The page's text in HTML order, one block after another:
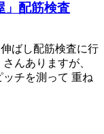
」配筋検査
ばし配筋検査に行
んありますが、
チを測って 重ね